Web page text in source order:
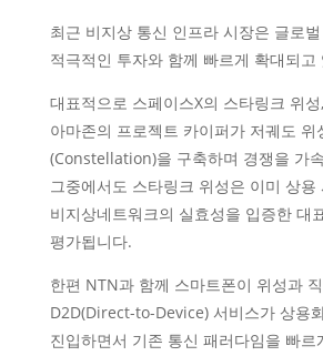
최근 비지상 통신 인프라 시장은 글로
적극적인 투자와 함께 빠르게 확대되고
대표적으로 스페이스X의 스타링크 위
아마존의 프로젝트 카이퍼가 저궤도 위
(Constellation)을 구축하며 경쟁을 가
그중에서도 스타링크 위성은 이미 상용
비지상네트워크의 실효성을 입증한 대
평가됩니다.
한편 NTN과 함께 스마트폰이 위성과
D2D(Direct-to-Device) 서비스가 상용
진입하면서 기존 통신 패러다임을 빠르